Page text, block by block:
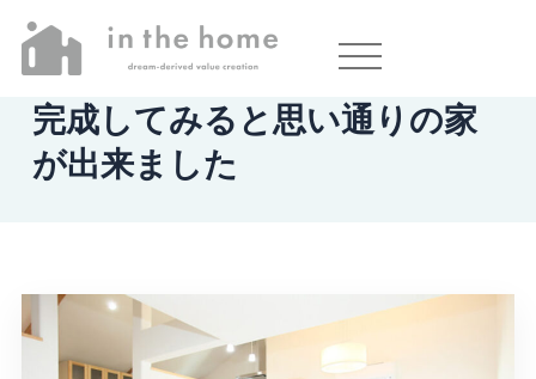
住み心地インタビュー
完成してみると思い通りの家
が出来ました